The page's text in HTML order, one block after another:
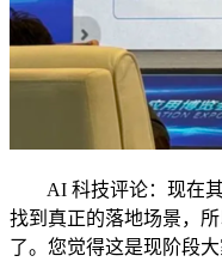
AI 科技评论：现在其
找到真正的落地场景，
了。您觉得这是现阶段大